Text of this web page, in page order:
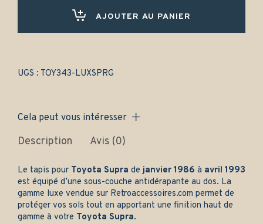
luxe
AJOUTER AU PANIER
UGS : TOY343-LUXSPRG
Cela peut vous intéresser
Description Avis (0)
Le tapis pour Toyota Supra de janvier 1986 à avril 1993
est équipé d’une sous-couche antidérapante au dos. La
gamme luxe vendue sur Retroaccessoires.com permet de
protéger vos sols tout en apportant une finition haut de
gamme à votre Toyota Supra.